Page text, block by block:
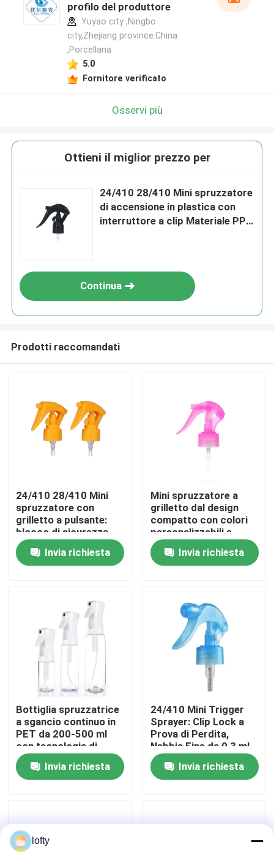
Casa
Prodotti
Circa noi
Giro della fabbrica
Controllo di qualità
Contattici
Notizie
mini spruzzatore di innesco
profilo del produttore
Yuyao city ,Ningbo
city,Zhejiang province.China
,Porcellana
5.0
Fornitore verificato
Osservi più
Ottieni il miglior prezzo per
24/410 28/410 Mini spruzzatore
di accensione in plastica con
interruttore a clip Materiale PP
Continua
Prodotti raccomandati
24/410 28/410 Mini
spruzzatore con
grilletto a pulsante:
blocco di sicurezza
integrato, dosaggio di
precisione da 0,25 ml
per la cura personale
Invia richiesta
Mini spruzzatore a
grilletto dal design
compatto con colori
personalizzabili e
funzione anti-goccia
per un'applicazione
precisa
Invia richiesta
Bottiglia spruzzatrice
a sgancio continuo in
PET da 200-500 ml
con tecnologia di
nebbia, certificata
REACH, colori
personalizzati
Invia richiesta
24/410 Mini Trigger
Sprayer: Clip Lock a
Prova di Perdita,
Nebbia Fine da 0,3 ml
per Uso da Giardino e
SaloneInvia richiesta
lofty